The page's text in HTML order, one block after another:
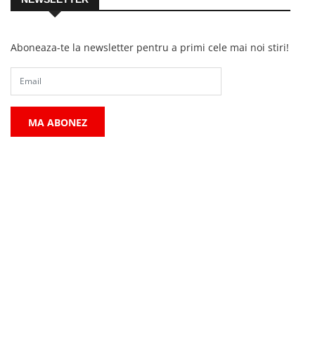
Aboneaza-te la newsletter pentru a primi cele mai noi stiri!
MA ABONEZ